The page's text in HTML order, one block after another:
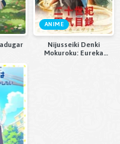
ANIME
Nijusseiki Denki
Mokuroku: Eureka